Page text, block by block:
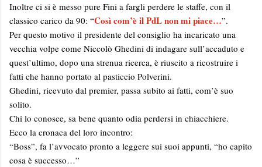
Inoltre ci si è messo pure Fini a fargli perdere le staffe, con il
classico carico da 90: “Così com’è il PdL non mi piace…”.
Per questo motivo il presidente del consiglio ha incaricato una
vecchia volpe come Niccolò Ghedini di indagare sull’accaduto e
quest’ultimo, dopo una strenua ricerca, è riuscito a ricostruire i
fatti che hanno portato al pasticcio Polverini.
Ghedini, ricevuto dal premier, passa subito ai fatti, com’è suo
solito.
Chi lo conosce, sa bene quanto odia perdersi in chiacchiere.
Ecco la cronaca del loro incontro:
“Boss”, fa l’avvocato pronto a leggere sui suoi appunti, “ho capito
cosa è successo…”